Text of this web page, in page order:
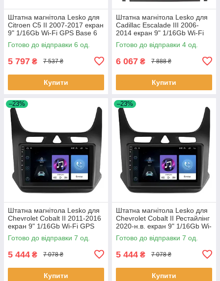
Штатна магнітола Lesko для
Citroen C5 II 2007-2017 екран
9" 1/16Gb Wi-Fi GPS Base 6
шт.
Готово до відправки 6 од.
5 797 ₴ 7 537 ₴
Купити
Штатна магнітола Lesko для
Cadillac Escalade III 2006-
2014 екран 9" 1/16Gb Wi-Fi
GPS Base Каміллак 4 шт.
Готово до відправки 4 од.
6 067 ₴ 7 888 ₴
Купити
–23%
Штатна магнітола Lesko для
Chevrolet Cobalt II 2011-2016
екран 9" 1/16Gb Wi-Fi GPS
Base Шевроле Кобальт 7 шт.
Готово до відправки 7 од.
5 444 ₴ 7 078 ₴
Купити
–23%
Штатна магнітола Lesko для
Chevrolet Cobalt II Рестайлінг
2020-н.в. екран 9" 1/16Gb Wi-
Fi GPS Base 7 шт.
Готово до відправки 7 од.
5 444 ₴ 7 078 ₴
Купити